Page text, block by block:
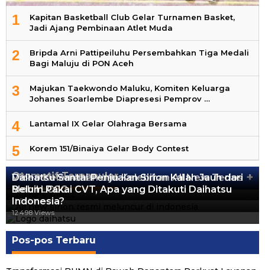
1
Kapitan Basketball Club Gelar Turnamen Basket,
Jadi Ajang Pembinaan Atlet Muda
2
Bripda Arni Pattipeiluhu Persembahkan Tiga Medali
Bagi Maluju di PON Aceh
3
Majukan Taekwondo Maluku, Komiten Keluarga
Johanes Soarlembe Diapresesi Pemprov …
4 Lantamal IX Gelar Olahraga Bersama
5 Korem 151/Binaiya Gelar Body Contest
Otomotif Terpopuler +
Video Kelemahan dan Kelebihan All New Terios
13.424 Views
Daihatsu Santai Penjualan Sirion Kalah Jauh dari
Mobil LCGC
12.560 Views
Belum Pakai CVT, Apa yang Ditakuti Daihatsu
Indonesia?
12.498 Views
Pos-pos Terbaru